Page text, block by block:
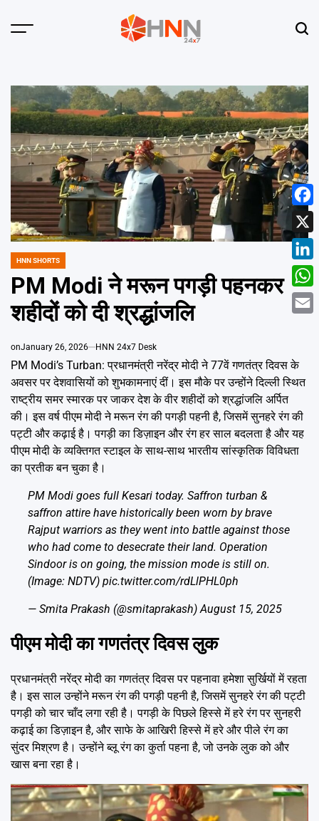
Menu
POSTED
HNN SHORTS
PM Modi ने मरून पगड़ी पहनकर
शहीदों को दी श्रद्धांजलि
onJanuary 26, 2026 HNN 24x7 Desk
PM Modi’s Turban: प्रधानमंत्री नरेंद्र मोदी ने 77वें गणतंत्र दिवस के
अवसर पर देशवासियों को शुभकामनाएं दीं। इस मौके पर उन्होंने दिल्ली स्थित
राष्ट्रीय समर स्मारक पर जाकर देश के वीर शहीदों को श्रद्धांजलि अर्पित
की। इस वर्ष पीएम मोदी ने मरून रंग की पगड़ी पहनी है, जिसमें सुनहरे रंग की
पट्टी और कढ़ाई है। पगड़ी का डिज़ाइन और रंग हर साल बदलता है और यह
पीएम मोदी के व्यक्तिगत स्टाइल के साथ-साथ भारतीय सांस्कृतिक विविधता
का प्रतीक बन चुका है।
PM Modi goes full Kesari today. Saffron turban &
saffron attire have historically been worn by brave
Rajput warriors as they went into battle against those
who had come to desecrate their land. Operation
Sindoor is on going, the mission mode is still on.
(Image: NDTV) pic.twitter.com/rdLlPHL0ph
— Smita Prakash (@smitaprakash) August 15, 2025
पीएम मोदी का गणतंत्र दिवस लुक
प्रधानमंत्री नरेंद्र मोदी का गणतंत्र दिवस पर पहनावा हमेशा सुर्खियों में रहता
है। इस साल उन्होंने मरून रंग की पगड़ी पहनी है, जिसमें सुनहरे रंग की पट्टी
पगड़ी को चार चाँद लगा रही है। पगड़ी के पिछले हिस्से में हरे रंग पर सुनहरी
कढ़ाई का डिज़ाइन है, और साफे के आखिरी हिस्से में हरे और पीले रंग का
सुंदर मिश्रण है। उन्होंने ब्लू रंग का कुर्ता पहना है, जो उनके लुक को और
खास बना रहा है।
X